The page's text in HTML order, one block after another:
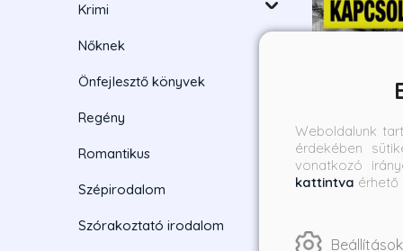
Krimi
Nőknek
Önfejlesztő könyvek
Regény
Romantikus
Szépirodalom
Szórakoztató irodalom
A monacói
Dr.
Borító ár:
Weboldalunk
érdekében
vonatkozó
kattintva érhető
Beállítások